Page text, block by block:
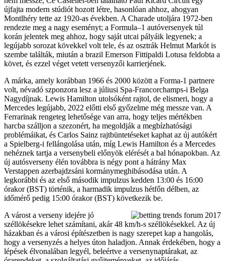
újfajta modern stúdiót hozott létre, hasonlóan ahhoz, ahogyan
Montlhéry tette az 1920-as években. A Charade utoljára 1972-ben
rendezte meg a nagy eseményt; a Formula–1 autóversenyek túl
korán jelentek meg ahhoz, hogy saját utcai pályáik legyenek; a
legújabb sorozat kövekkel volt tele, és az osztrák Helmut Markót is
szembe találták, miután a brazil Emerson Fittipaldi Lotusa feldobta a
követ, és ezzel véget vetett versenyzői karrierjének.
A márka, amely korábban 1966 és 2000 között a Forma-1 partnere
volt, névadó szponzora lesz a júliusi Spa-Francorchamps-i Belga
Nagydíjnak. Lewis Hamilton utolsóként rajtol, de elismeri, hogy a
Mercedes legújabb, 2022 előtti első győzelme még messze van. A
Ferrarinak rengeteg lehetősége van arra, hogy teljes mértékben
harcba szálljon a szezonért, ha megoldják a megbízhatósági
problémáikat, és Carlos Sainz rajtbüntetéseket kaphat az új autókért
a Spielberg-i fellángolása után, míg Lewis Hamilton és a Mercedes
nehéznek tartja a versenybeli előnyök elérését a bal hónapokban. Az
új autósverseny élén továbbra is négy pont a hátrány Max
Verstappen azerbajdzsáni kormánymeghibásodása után. A
legkorábbi és az első második impulzus kedden 13:00 és 16:00
órakor (BST) történik, a harmadik impulzus hétfőn délben, az
időmérő pedig 15:00 órakor (BST) következik be.
A várost a verseny idejére jó
széllökésekre lehet számítani, akár 48 km/h-s széllökésekkel. Az új
házakban és a városi építészetben is nagy szerepet kap a hangolás,
hogy a versenyzés a helyes úton haladjon. Annak érdekében, hogy a
lépések élvonalában legyél, beleértve a versenynaptárakat, az